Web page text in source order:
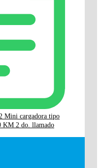
Mini cargadora tipo
KM 2 do. llamado